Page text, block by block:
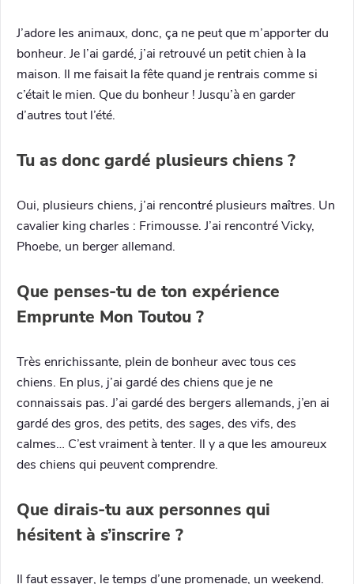
J’adore les animaux, donc, ça ne peut que m’apporter du
bonheur. Je l’ai gardé, j’ai retrouvé un petit chien à la
maison. Il me faisait la fête quand je rentrais comme si
c’était le mien. Que du bonheur ! Jusqu’à en garder
d’autres tout l’été.
Tu as donc gardé plusieurs chiens ?
Oui, plusieurs chiens, j’ai rencontré plusieurs maîtres. Un
cavalier king charles : Frimousse. J’ai rencontré Vicky,
Phoebe, un berger allemand.
Que penses-tu de ton expérience
Emprunte Mon Toutou ?
Très enrichissante, plein de bonheur avec tous ces
chiens. En plus, j’ai gardé des chiens que je ne
connaissais pas. J’ai gardé des bergers allemands, j’en ai
gardé des gros, des petits, des sages, des vifs, des
calmes… C’est vraiment à tenter. Il y a que les amoureux
des chiens qui peuvent comprendre.
Que dirais-tu aux personnes qui
hésitent à s’inscrire ?
Il faut essayer, le temps d’une promenade, un weekend.